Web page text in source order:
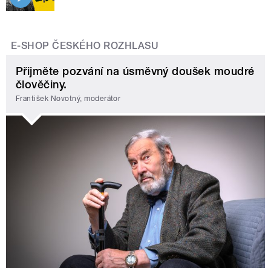
E-SHOP ČESKÉHO ROZHLASU
Přijměte pozvání na úsměvný doušek moudré
člověčiny.
František Novotný, moderátor